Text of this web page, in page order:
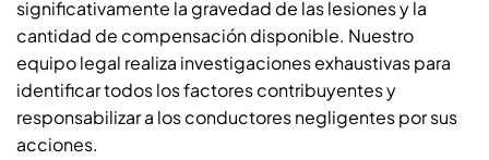
significativamente la gravedad de las lesiones y la
cantidad de compensación disponible. Nuestro
equipo legal realiza investigaciones exhaustivas para
identificar todos los factores contribuyentes y
responsabilizar a los conductores negligentes por sus
acciones.